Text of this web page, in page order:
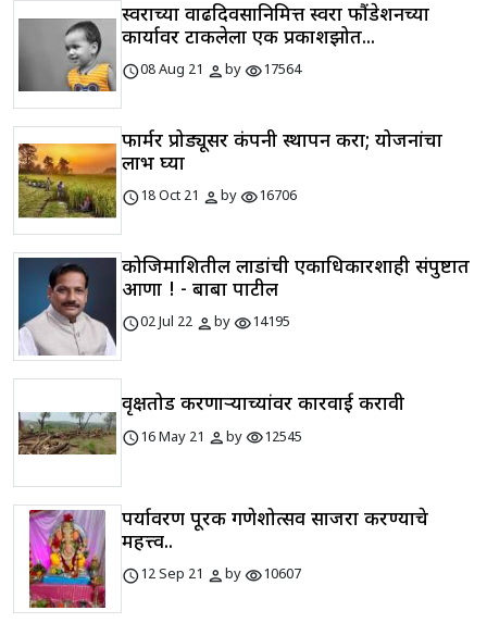
स्वराच्या वाढदिवसानिमित्त स्वरा फौंडेशनच्या
कार्यावर टाकलेला एक प्रकाशझोत...
schedule08 Aug 21 personbyvisibility17564
फार्मर प्रोड्यूसर कंपनी स्थापन करा; योजनांचा
लाभ घ्या
schedule18 Oct 21 personbyvisibility16706
कोजिमाशितील लाडांची एकाधिकारशाही संपुष्टात
आणा ! - बाबा पाटील
schedule02 Jul 22 personbyvisibility14195
वृक्षतोड करणाऱ्याच्यांवर कारवाई करावी
schedule16 May 21 personbyvisibility12545
पर्यावरण पूरक गणेशोत्सव साजरा करण्याचे
महत्त्व..
schedule12 Sep 21 personbyvisibility10607